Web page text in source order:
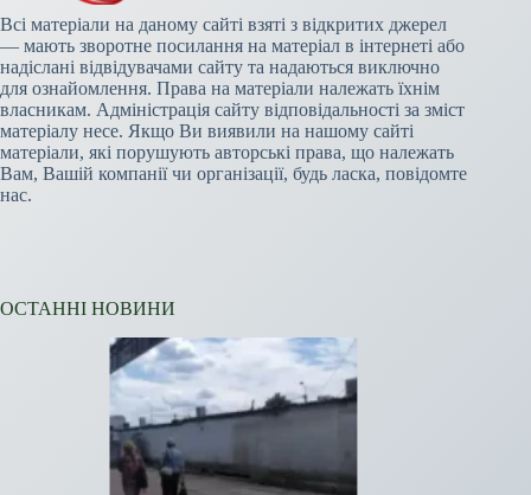
Всі матеріали на даному сайті взяті з відкритих джерел
— мають зворотне посилання на матеріал в інтернеті або
надіслані відвідувачами сайту та надаються виключно
для ознайомлення. Права на матеріали належать їхнім
власникам. Адміністрація сайту відповідальності за зміст
матеріалу несе. Якщо Ви виявили на нашому сайті
матеріали, які порушують авторські права, що належать
Вам, Вашій компанії чи організації, будь ласка, повідомте
нас.
ОСТАННІ НОВИНИ